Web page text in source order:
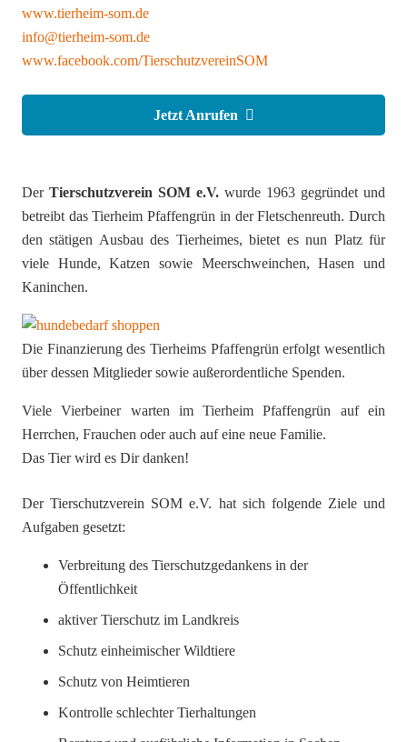
www.tierheim-som.de
info@tierheim-som.de
www.facebook.com/TierschutzvereinSOM
Jetzt Anrufen
Der Tierschutzverein SOM e.V. wurde 1963 gegründet und
betreibt das Tierheim Pfaffengrün in der Fletschenreuth. Durch
den stätigen Ausbau des Tierheimes, bietet es nun Platz für
viele Hunde, Katzen sowie Meerschweinchen, Hasen und
Kaninchen.
Die Finanzierung des Tierheims Pfaffengrün erfolgt wesentlich
über dessen Mitglieder sowie außerordentliche Spenden.
Viele Vierbeiner warten im Tierheim Pfaffengrün auf ein
Herrchen, Frauchen oder auch auf eine neue Familie.
Das Tier wird es Dir danken!
Der Tierschutzverein SOM e.V. hat sich folgende Ziele und
Aufgaben gesetzt:
Verbreitung des Tierschutzgedankens in der
Öffentlichkeit
aktiver Tierschutz im Landkreis
Schutz einheimischer Wildtiere
Schutz von Heimtieren
Kontrolle schlechter Tierhaltungen